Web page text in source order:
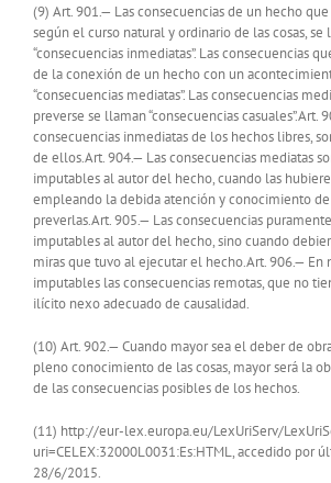
(9) Art. 901.— Las consecuencias de un hecho
según el curso natural y ordinario de las cosas,
“consecuencias inmediatas”. Las consecuencias
de la conexión de un hecho con un
“consecuencias mediatas”. Las consecuencias
preverse se llaman “consecuencias casuales”.Art.
consecuencias inmediatas de los hechos libres,
de ellos.Art. 904.— Las consecuencias mediatas
imputables al autor del hecho, cuando las
empleando la debida atención y conocimiento de
preverlas.Art. 905.— Las consecuencias
imputables al autor del hecho, sino cuando
miras que tuvo al ejecutar el hecho.Art. 906.— En
imputables las consecuencias remotas, que no
ilícito nexo adecuado de causalidad.
(10) Art. 902.— Cuando mayor sea el deber de
pleno conocimiento de las cosas, mayor será la
de las consecuencias posibles de los hechos.
(11) http://eur-lex.europa.eu/LexUriServ/
uri=CELEX:32000L0031:Es:HTML, accedido por
28/6/2015.